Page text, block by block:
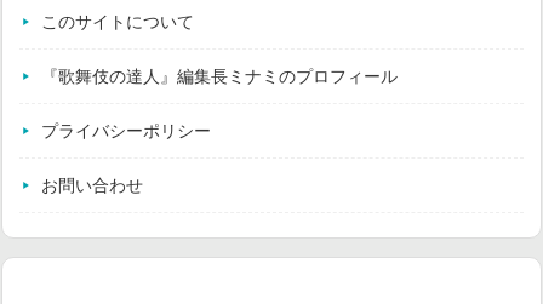
このサイトについて
『歌舞伎の達人』編集長ミナミのプロフィール
プライバシーポリシー
お問い合わせ